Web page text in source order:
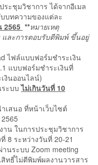
ะชุมวิชาการ ได้จากอีเมล
บทความของแต่ละ
2565 **หมายเหตุ
และการตอบรับตีพิมพ์ ขึ้นอยู่
ไฟล์แบบฟอร์มชำระเงิน
แบบฟอร์มชำระเงินที่
งินออนไลน์)
ระบบไม่เกินวันที่ 10
เสนอ ที่หน้าเว็บไซต์
าน ในการประชุมวิชาการ
8 ระหว่างวันที่ 20-21
นระบบ Zoom meeting
ทธิ์ไม่ตีพิมพ์ผลงานวารสาร